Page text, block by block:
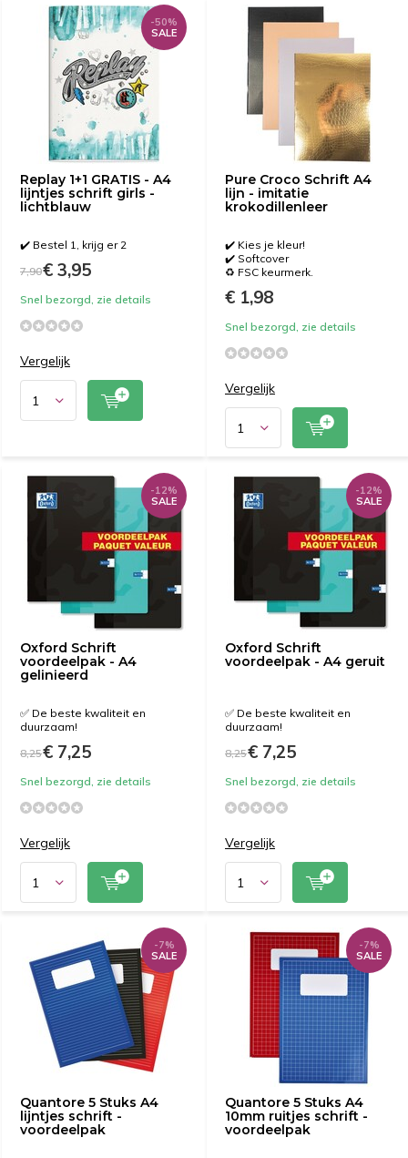
Replay 1+1 GRATIS - A4
lijntjes schrift girls -
lichtblauw
-50%
SALE
✔️ Bestel 1, krijg er 2
7,90€ 3,95
Snel bezorgd, zie details
Vergelijk
Pure Croco Schrift A4
lijn - imitatie
krokodillenleer
✔️ Kies je kleur!
✔️ Softcover
♻️ FSC keurmerk.
€ 1,98
Snel bezorgd, zie details
Vergelijk
Oxford Schrift
voordeelpak - A4
gelinieerd
-12%
SALE
✅ De beste kwaliteit en
duurzaam!
8,25€ 7,25
Snel bezorgd, zie details
Vergelijk
Oxford Schrift
voordeelpak - A4 geruit
-12%
SALE
✅ De beste kwaliteit en
duurzaam!
8,25€ 7,25
Snel bezorgd, zie details
Vergelijk
Quantore 5 Stuks A4
lijntjes schrift -
voordeelpak
-7%
SALE
Quantore 5 Stuks A4
10mm ruitjes schrift -
voordeelpak
-7%
SALE